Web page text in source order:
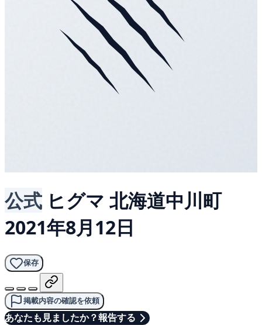
公式 ヒグマ 北海道中川町
2021年8月12日
保存
掲載内容の確認を依頼
あなたも見ましたか？報告する